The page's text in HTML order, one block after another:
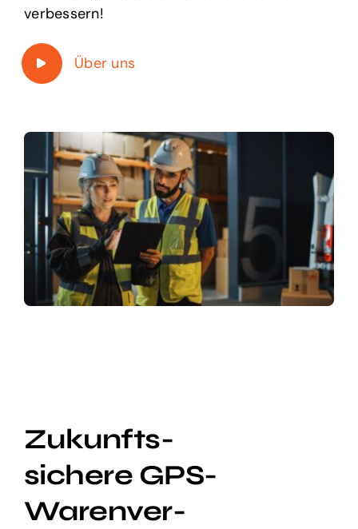
verbessern!
Über uns
Zukunfts-
sichere GPS-
Warenver-